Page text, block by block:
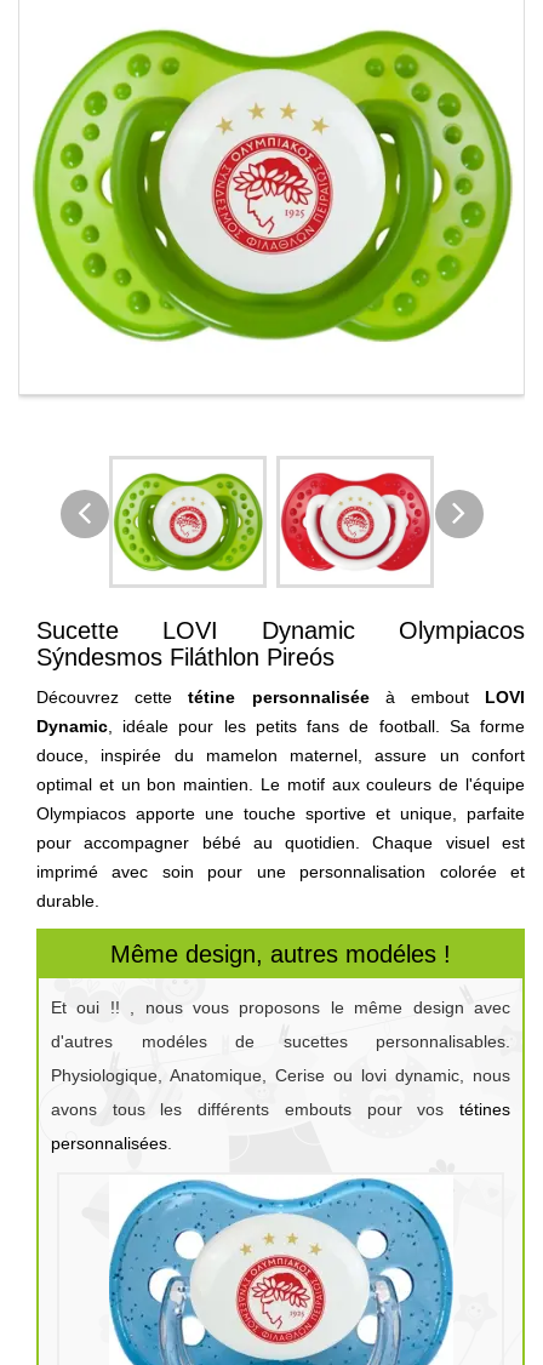
Sucette LOVI Dynamic Olympiacos
Sýndesmos Filáthlon Pireós
Découvrez cettetétine personnaliséeà embout LOVI
Dynamic , idéale pour les petits fans de football. Sa forme
douce, inspirée du mamelon maternel, assure un confort
optimal et un bon maintien. Le motif aux couleurs de l'équipe
Olympiacos apporte une touche sportive et unique, parfaite
pour accompagner bébé au quotidien. Chaque visuel est
imprimé avec soin pour une personnalisation colorée et
durable.
Même design, autres modéles !
Et oui !! , nous vous proposons le même design avec
d'autres modéles de sucettes personnalisables.
Physiologique, Anatomique, Cerise ou lovi dynamic, nous
avons tous les différents embouts pour vos tétines
personnalisées